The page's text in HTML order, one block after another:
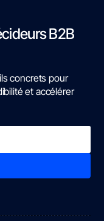
B2B
concrets pour
et accélérer